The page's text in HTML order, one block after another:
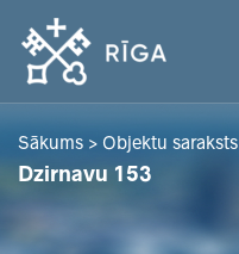
Sākums > Objektu saraksts
Dzirnavu 153